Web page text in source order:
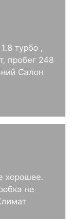
турбо ,
пробег 248
Салон
хорошее.
не